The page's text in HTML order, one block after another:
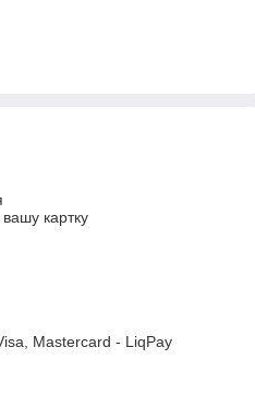
картку
Mastercard - LiqPay